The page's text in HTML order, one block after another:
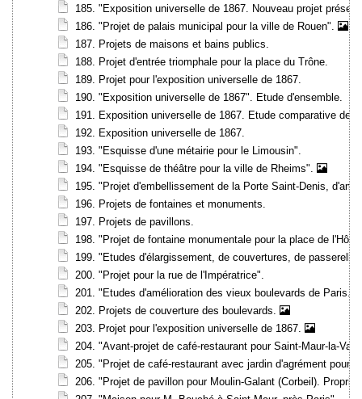
185. "Exposition universelle de 1867. Nouveau projet
186. "Projet de palais municipal pour la ville de Rouen".
187. Projets de maisons et bains publics.
188. Projet d'entrée triomphale pour la place du Trône.
189. Projet pour l'exposition universelle de 1867.
190. "Exposition universelle de 1867". Etude d'ensemble.
191. Exposition universelle de 1867. Etude comparative des
192. Exposition universelle de 1867.
193. "Esquisse d'une métairie pour le Limousin".
194. "Esquisse de théâtre pour la ville de Rheims".
195. "Projet d'embellissement de la Porte Saint-Denis,
196. Projets de fontaines et monuments.
197. Projets de pavillons.
198. "Projet de fontaine monumentale pour la place de
199. "Etudes d'élargissement, de couvertures, de
200. "Projet pour la rue de l'Impératrice".
201. "Etudes d'amélioration des vieux boulevards de Paris.
202. Projets de couverture des boulevards.
203. Projet pour l'exposition universelle de 1867.
204. "Avant-projet de café-restaurant pour Saint-Maur-la-
205. "Projet de café-restaurant avec jardin d'agrément pour
206. "Projet de pavillon pour Moulin-Galant (Corbeil).